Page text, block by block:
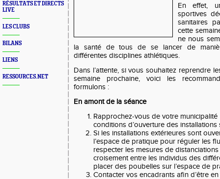
RÉSULTATS ET DIRECTS
LIVE
LES CLUBS
BILANS
LIENS
RESSOURCES.NET
En effet,
sportives
sanitaires
cette
ne nous
la santé de tous de se lancer de
différentes disciplines athlétiques.
Dans l’attente, si vous souhaitez reprendre
semaine prochaine, voici les
formulons :
En amont de la séance
Rapprochez-vous de votre
conditions d’ouverture des installations
Si les installations extérieures sont
l’espace de pratique pour réguler les
respecter les mesures de
croisement entre les individus des
placer des poubelles sur l’espace de
Contacter vos encadrants afin d’être
🚨
🚨